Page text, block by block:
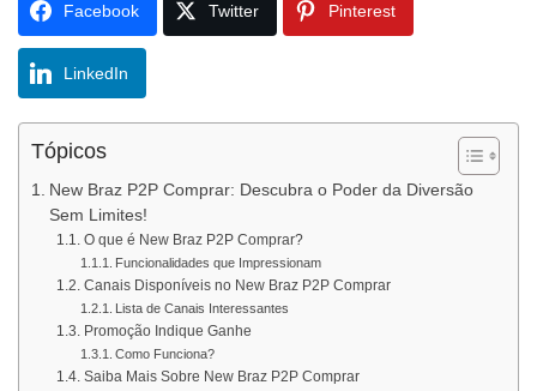
Facebook Twitter Pinterest
LinkedIn
Tópicos
New Braz P2P Comprar: Descubra o Poder da Diversão
Sem Limites!
O que é New Braz P2P Comprar?
Funcionalidades que Impressionam
Canais Disponíveis no New Braz P2P Comprar
Lista de Canais Interessantes
Promoção Indique Ganhe
Como Funciona?
Saiba Mais Sobre New Braz P2P Comprar